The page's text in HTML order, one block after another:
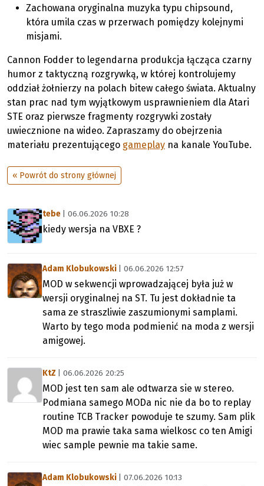
Zachowana oryginalna muzyka typu chipsound,
która umila czas w przerwach pomiędzy kolejnymi
misjami.
Cannon Fodder to legendarna produkcja łącząca czarny
humor z taktyczną rozgrywką, w której kontrolujemy
oddział żołnierzy na polach bitew całego świata. Aktualny
stan prac nad tym wyjątkowym usprawnieniem dla Atari
STE oraz pierwsze fragmenty rozgrywki zostały
uwiecznione na wideo. Zapraszamy do obejrzenia
materiału prezentującego gameplay na kanale YouTube.
« Powrót do strony głównej
tebe | 06.06.2026 10:28
kiedy wersja na VBXE ?
Adam Klobukowski | 06.06.2026 12:57
MOD w sekwencji wprowadzającej była już w
wersji oryginalnej na ST. Tu jest dokładnie ta
sama ze straszliwie zaszumionymi samplami.
Warto by tego moda podmienić na moda z wersji
amigowej.
KtZ | 06.06.2026 20:25
MOD jest ten sam ale odtwarza sie w stereo.
Podmiana samego MODa nic nie da bo to replay
routine TCB Tracker powoduje te szumy. Sam plik
MOD ma prawie taka sama wielkosc co ten Amigi
wiec sample pewnie ma takie same.
Adam Klobukowski | 07.06.2026 10:13